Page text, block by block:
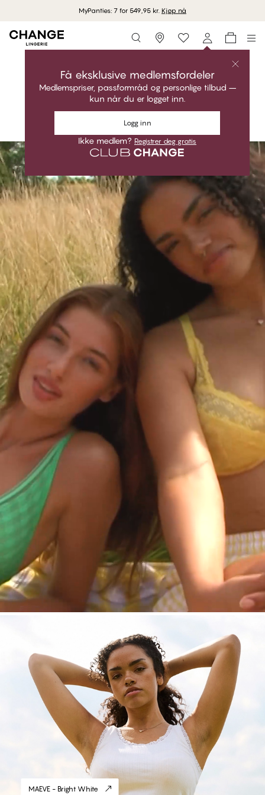
MyPanties: 7 for 549,95 kr. Kjøp nå
Storefinder
Få eksklusive medlemsfordeler
Medlemspriser, passformråd og personlige tilbud –
kun når du er logget inn.
Logg inn
Ikke medlem? Registrer deg gratis
Drømmende. Mykhet. Perfekt passform.
Shop kolleksjonen
#30
MAEVE - Bright White